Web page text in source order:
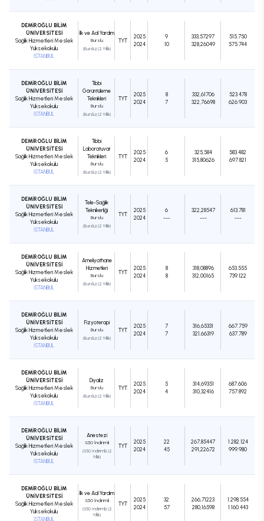
DEMİROĞLU BİLİM
ÜNİVERSİTESİ
Sağlık Hizmetleri Meslek
Yüksekokulu
İSTANBUL
İlk ve Acil Yardım
Burslu
(Burslu) (2 Yıllık)
TYT
2025
2024
9
10
333,57297
328,26049
515.750
575.744
DEMİROĞLU BİLİM
ÜNİVERSİTESİ
Sağlık Hizmetleri Meslek
Yüksekokulu
İSTANBUL
Tıbbi
Görüntüleme
Teknikleri
Burslu
(Burslu) (2 Yıllık)
TYT
2025
2024
8
7
332,61706
322,76698
523.478
626.903
DEMİROĞLU BİLİM
ÜNİVERSİTESİ
Sağlık Hizmetleri Meslek
Yüksekokulu
İSTANBUL
Tıbbi
Laboratuvar
Teknikleri
Burslu
(Burslu) (2 Yıllık)
TYT
2025
2024
6
5
325,584
315,80626
583.482
697.821
DEMİROĞLU BİLİM
ÜNİVERSİTESİ
Sağlık Hizmetleri Meslek
Yüksekokulu
İSTANBUL
Tele-Sağlık
Teknikerliği
Burslu
(Burslu) (2 Yıllık)
TYT
2025
2024
6
---
322,28547
---
613.781
---
DEMİROĞLU BİLİM
ÜNİVERSİTESİ
Sağlık Hizmetleri Meslek
Yüksekokulu
İSTANBUL
Ameliyathane
Hizmetleri
Burslu
(Burslu) (2 Yıllık)
TYT
2025
2024
8
8
318,08896
312,00165
653.555
739.122
DEMİROĞLU BİLİM
ÜNİVERSİTESİ
Sağlık Hizmetleri Meslek
Yüksekokulu
İSTANBUL
Fizyoterapi
Burslu
(Burslu) (2 Yıllık)
TYT
2025
2024
7
7
316,65331
321,66319
667.759
637.789
DEMİROĞLU BİLİM
ÜNİVERSİTESİ
Sağlık Hizmetleri Meslek
Yüksekokulu
İSTANBUL
Diyaliz
Burslu
(Burslu) (2 Yıllık)
TYT
2025
2024
5
4
314,69351
310,32416
687.606
757.892
DEMİROĞLU BİLİM
ÜNİVERSİTESİ
Sağlık Hizmetleri Meslek
Yüksekokulu
İSTANBUL
Anestezi
%50 İndirimli
(%50 İndirimli) (2
Yıllık)
TYT
2025
2024
22
45
267,85447
291,22672
1.282.124
999.980
DEMİROĞLU BİLİM
ÜNİVERSİTESİ
Sağlık Hizmetleri Meslek
Yüksekokulu
İSTANBUL
İlk ve Acil Yardım
%50 İndirimli
(%50 İndirimli) (2
Yıllık)
TYT
2025
2024
32
57
266,71223
280,16598
1.298.554
1.160.443